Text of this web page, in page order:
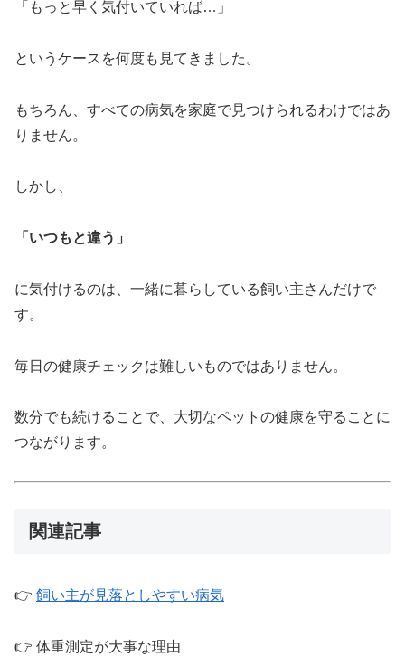
「もっと早く気付いていれば…」
というケースを何度も見てきました。
もちろん、すべての病気を家庭で見つけられるわけではあ
りません。
しかし、
「いつもと違う」
に気付けるのは、一緒に暮らしている飼い主さんだけで
す。
毎日の健康チェックは難しいものではありません。
数分でも続けることで、大切なペットの健康を守ることに
つながります。
関連記事
👉 飼い主が見落としやすい病気
👉 体重測定が大事な理由